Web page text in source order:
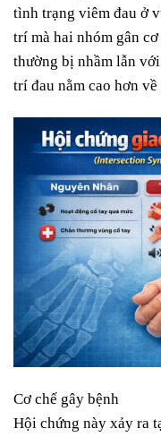
tình trạng viêm đau ở
trí mà hai nhóm gân
thường bị nhầm lẫn
trí đau nằm cao hơn
Cơ chế gây bệnh
Hội chứng này xảy ra